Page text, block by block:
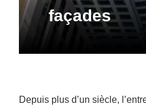
façades
Depuis plus d’un siècle,